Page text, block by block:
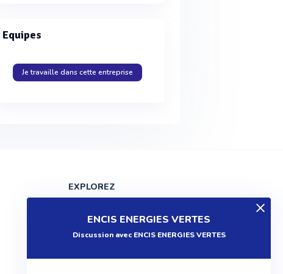
ENCIS ENERGIES VERTES
Discussion avec ENCIS ENERGIES VERTES
Equipes
Je travaille dans cette entreprise
EXPLOREZ
Entreprises